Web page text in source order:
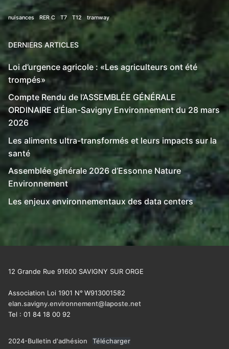
nuisances RER C T7 T12 tramway
DERNIERS ARTICLES
Loi d’urgence agricole : «Les agriculteurs ont été
trompés»
Compte Rendu de l’ASSEMBLÉE GÉNÉRALE
ORDINAIRE d’Élan-Savigny Environnement du 28 mars
2026
Les aliments ultra-transformés et leurs impacts sur la
santé
Assemblée générale 2026 d’Essonne Nature
Environnement
Les enjeux environnementaux des data centers
12 Grande Rue 91600 SAVIGNY SUR ORGE
Association Loi 1901 N° W913001582
elan.savigny.environnement@laposte.net
Tel : 01 84 18 00 92
2024-Bulletin d'adhésion Télécharger